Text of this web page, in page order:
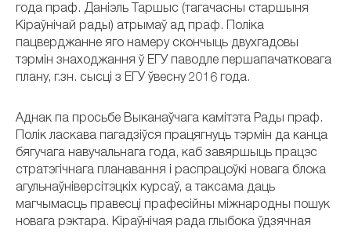
года праф. Даніэль Таршыс (тагачасны старшыня
Кіраўнічай рады) атрымаў ад праф. Поліка
пацверджанне яго намеру скончыць двухгадовы
тэрмін знаходжання ў ЕГУ паводле першапачатковага
плану, г.зн. сысці з ЕГУ ўвесну 2016 года.
Аднак па просьбе Выканаўчага камітэта Рады праф.
Полік ласкава пагадзіўся працягнуць тэрмін да канца
бягучага навучальнага года, каб завяршыць працэс
стратэгічнага планавання і распрацоўкі новага блока
агульнаўніверсітэцкіх курсаў, а таксама даць
магчымасць правесці прафесійны міжнародны пошук
новага рэктара. Кіраўнічая рада глыбока ўдзячная